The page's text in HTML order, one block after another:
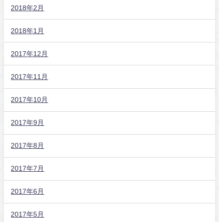
2018年2月
2018年1月
2017年12月
2017年11月
2017年10月
2017年9月
2017年8月
2017年7月
2017年6月
2017年5月